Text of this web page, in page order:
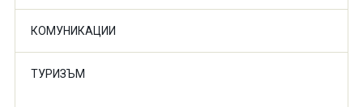
КОМУНИКАЦИИ
ТУРИЗЪМ